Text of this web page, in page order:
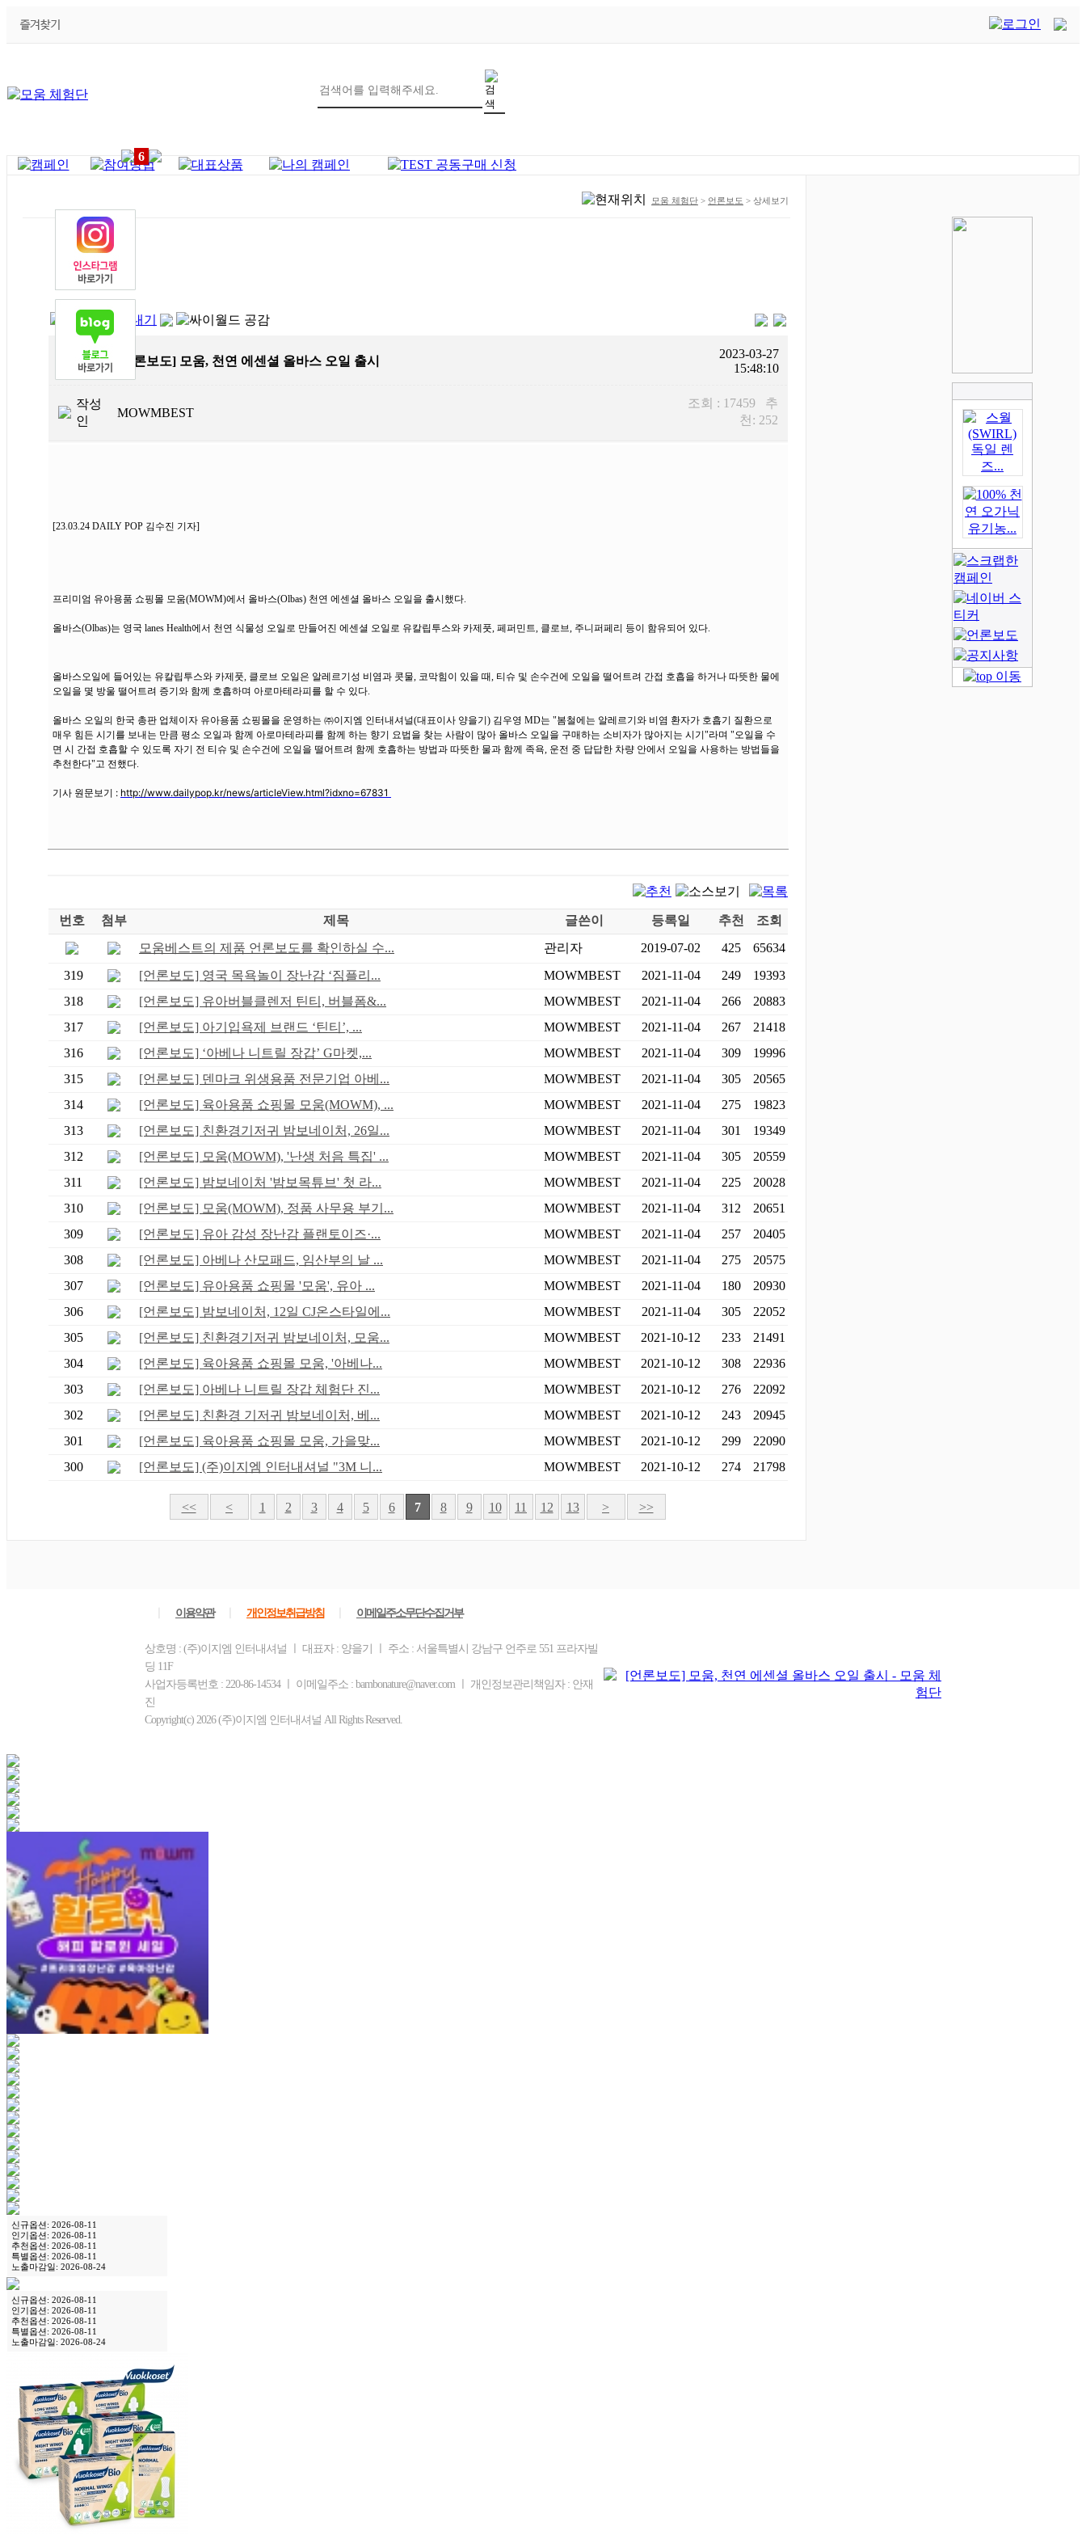
6
모움 체험단 > 언론보도 > 상세보기
제목 [언론보도] 모움, 천연 에센셜 올바스 오일 출시
2023-03-27
15:48:10
작성
인
MOWMBEST
조회 : 17459 추
천: 252
[23.03.24 DAILY POP 김수진 기자]
프리미엄 유아용품 쇼핑몰 모움(MOWM)에서 올바스(Olbas) 천연 에센셜 올바스 오일을 출시했다.
올바스(Olbas)는 영국 lanes Health에서 천연 식물성 오일로 만들어진 에센셜 오일로 유칼립투스와 카제풋, 페퍼민트, 클로브, 주니퍼페리 등이 함유되어 있다.
올바스오일에 들어있는 유칼립투스와 카제풋, 클로브 오일은 알레르기성 비염과 콧물, 코막힘이 있을 때, 티슈 및 손수건에 오일을 떨어트려 간접 호흡을 하거나 따뜻한 물에
오일을 몇 방울 떨어트려 증기와 함께 호흡하며 아로마테라피를 할 수 있다.
올바스 오일의 한국 총판 업체이자 유아용품 쇼핑몰을 운영하는 ㈜이지엠 인터내셔널(대표이사 양을기) 김우영 MD는 "봄철에는 알레르기와 비염 환자가 호흡기 질환으로
매우 힘든 시기를 보내는 만큼 평소 오일과 함께 아로마테라피를 함께 하는 향기 요법을 찾는 사람이 많아 올바스 오일을 구매하는 소비자가 많아지는 시기"라며 "오일을 수
면 시 간접 호흡할 수 있도록 자기 전 티슈 및 손수건에 오일을 떨어트려 함께 호흡하는 방법과 따뜻한 물과 함께 족욕, 운전 중 답답한 차량 안에서 오일을 사용하는 방법들을
추천한다"고 전했다.
기사 원문보기 : http://www.dailypop.kr/news/articleView.html?idxno=67831
번호 첨부 제목 글쓴이 등록일 추천
조회
모움베스트의 제품 언론보도를 확인하실 수...
관리자 2019-07-02 425
65634
319
[언론보도] 영국 목욕놀이 장난감 ‘짐플리... MOWMBEST 2021-11-04 249
19393
318
[언론보도] 유아버블클렌저 틴티, 버블폼&... MOWMBEST 2021-11-04 266
20883
317
[언론보도] 아기입욕제 브랜드 ‘틴티’, ... MOWMBEST 2021-11-04 267
21418
316
[언론보도] ‘아베나 니트릴 장갑’ G마켓,... MOWMBEST 2021-11-04 309
19996
315
[언론보도] 덴마크 위생용품 전문기업 아베... MOWMBEST 2021-11-04 305
20565
314
[언론보도] 육아용품 쇼핑몰 모움(MOWM), ... MOWMBEST 2021-11-04 275
19823
313
[언론보도] 친환경기저귀 밤보네이처, 26일... MOWMBEST 2021-11-04 301
19349
312
[언론보도] 모움(MOWM), '난생 처음 특집' ... MOWMBEST 2021-11-04 305
20559
311
[언론보도] 밤보네이처 '밤보목튜브' 첫 라... MOWMBEST 2021-11-04 225
20028
310
[언론보도] 모움(MOWM), 정품 사무용 부기... MOWMBEST 2021-11-04 312
20651
309
[언론보도] 유아 감성 장난감 플랜토이즈·... MOWMBEST 2021-11-04 257
20405
308
[언론보도] 아베나 산모패드, 임산부의 날 ... MOWMBEST 2021-11-04 275
20575
307
[언론보도] 유아용품 쇼핑몰 '모움', 유아 ... MOWMBEST 2021-11-04 180
20930
306
[언론보도] 밤보네이처, 12일 CJ온스타일에... MOWMBEST 2021-11-04 305
22052
305
[언론보도] 친환경기저귀 밤보네이처, 모움... MOWMBEST 2021-10-12 233
21491
304
[언론보도] 육아용품 쇼핑몰 모움, '아베나... MOWMBEST 2021-10-12 308
22936
303
[언론보도] 아베나 니트릴 장갑 체험단 진... MOWMBEST 2021-10-12 276
22092
302
[언론보도] 친환경 기저귀 밤보네이처, 베... MOWMBEST 2021-10-12 243
20945
301
[언론보도] 육아용품 쇼핑몰 모움, 가을맞... MOWMBEST 2021-10-12 299
22090
300
[언론보도] (주)이지엠 인터내셔널 "3M 니... MOWMBEST 2021-10-12 274 21798
<< < 1 2 3 4 5 6 7 8 9 10 11 12 13 > >>
이용약관 개인정보취급방침 이메일주소무단수집거부
상호명 : (주)이지엠 인터내셔널 ㅣ 대표자 : 양을기 ㅣ 주소 : 서울특별시 강남구 언주로 551 프라자빌
딩 11F
사업자등록번호 : 220-86-14534 ㅣ 이메일주소 : bambonature@naver.com ㅣ 개인정보관리책임자 : 안재
진
Copyright(c) 2026 (주)이지엠 인터내셔널 All Rights Reserved.
신규옵션: 2026-08-11
인기옵션: 2026-08-11
추천옵션: 2026-08-11
특별옵션: 2026-08-11
노출마감일: 2026-08-24
신규옵션: 2026-08-11
인기옵션: 2026-08-11
추천옵션: 2026-08-11
특별옵션: 2026-08-11
노출마감일: 2026-08-24